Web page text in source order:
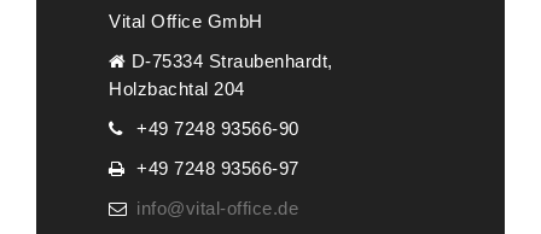
Vital Office GmbH
D-75334 Straubenhardt,
Holzbachtal 204
+49 7248 93566-90
+49 7248 93566-97
info@vital-office.de